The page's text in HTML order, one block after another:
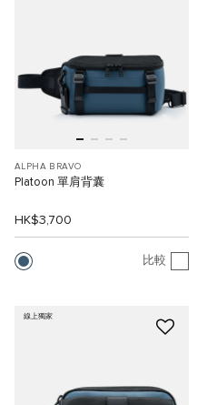
ALPHA BRAVO
Platoon 單肩背囊
HK$3,700
比較
線上獨家